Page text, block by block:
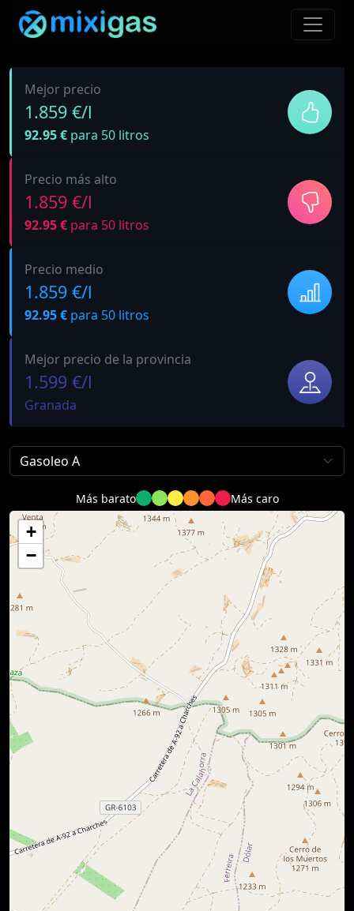
Mejor precio
1.859 €/l
92.95 € para 50 litros
Precio más alto
1.859 €/l
92.95 € para 50 litros
Precio medio
1.859 €/l
92.95 € para 50 litros
Mejor precio de la provincia
1.599 €/l
Granada
Más barato Más caro
+
−